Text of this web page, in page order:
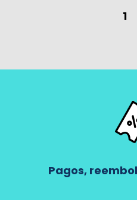
1
Pagos,